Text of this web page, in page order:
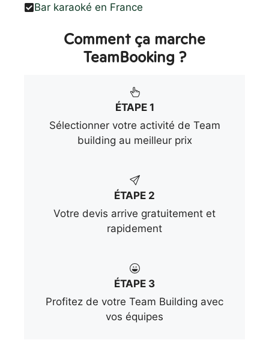
Bar karaoké en France
Comment ça marche
TeamBooking ?
ÉTAPE 1
Sélectionner votre activité de Team
building au meilleur prix
ÉTAPE 2
Votre devis arrive gratuitement et
rapidement
ÉTAPE 3
Profitez de votre Team Building avec
vos équipes